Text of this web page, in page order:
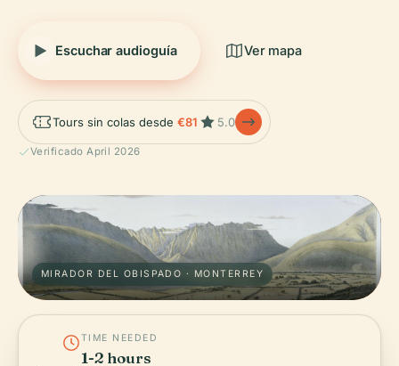
Escuchar audioguía Ver mapa
Tours sin colas desde €81 5.0
Verificado April 2026
MIRADOR DEL OBISPADO · MONTERREY
TIME NEEDED
1-2 hours